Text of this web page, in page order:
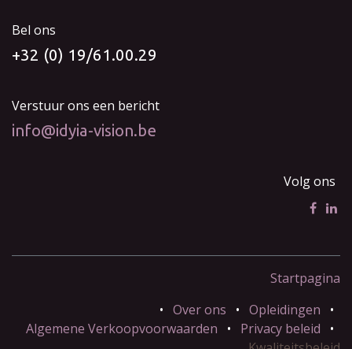
Bel ons
+32 (0) 19/61.00.29
Verstuur ons een bericht
info@idyia-vision.be
Volg ons
Startpagina
• Over ons • Opleidingen
•
Algemene Verkoopvoorwaarden
• Privacy beleid
•